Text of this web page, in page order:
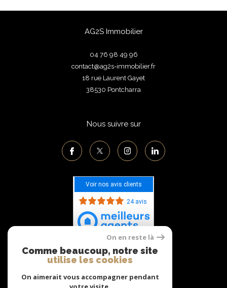
AG2S Immobilier
04 76 98 49 96
contact@ag2s-immobilier.fr
18 rue Laurent Gayet
38530
pontcharra
Nous suivre sur
Voir nos avis clients
24 avis
Adhérents
On en reste là
Comme beaucoup, notre site
utilise les cookies
On aimerait vous accompagner pendant